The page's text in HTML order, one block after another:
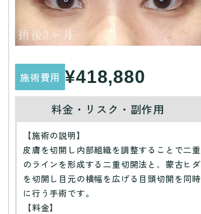
施術費用 ¥418,880
料金・リスク・副作用
【施術の説明】
皮膚を切開し内部組織を調整することで二重
のラインを形成する二重切開法と、蒙古ヒダ
を切開し目元の横幅を広げる目頭切開を同時
に行う手術です。
【料金】